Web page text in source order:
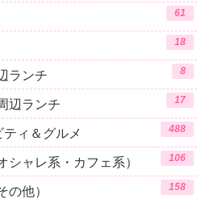
61
18
ランチ 8
辺ランチ 17
ィ＆グルメ 488
シャレ系・カフェ系） 106
の他） 158